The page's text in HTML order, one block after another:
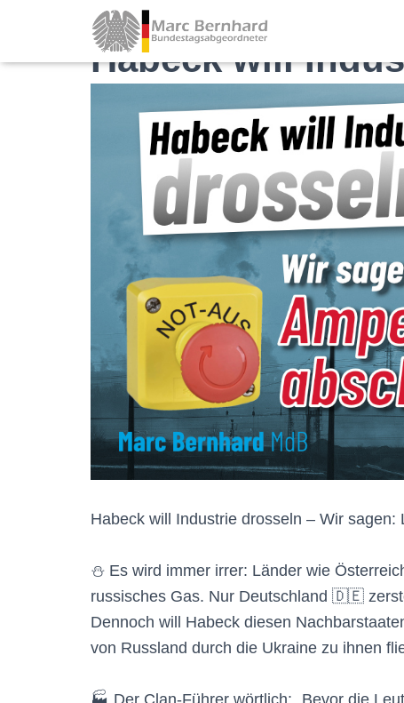
Habeck will
Habeck will Industrie drosseln – Wir sagen:
⛄️ Es wird immer irrer: Länder wie
russisches Gas. Nur Deutschland 🇩🇪
Dennoch will Habeck diesen
von Russland durch die Ukraine zu ihnen